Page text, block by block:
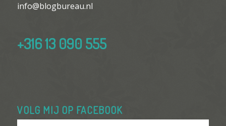
info@blogbureau.nl
+316 13 090 555
VOLG MIJ OP FACEBOOK